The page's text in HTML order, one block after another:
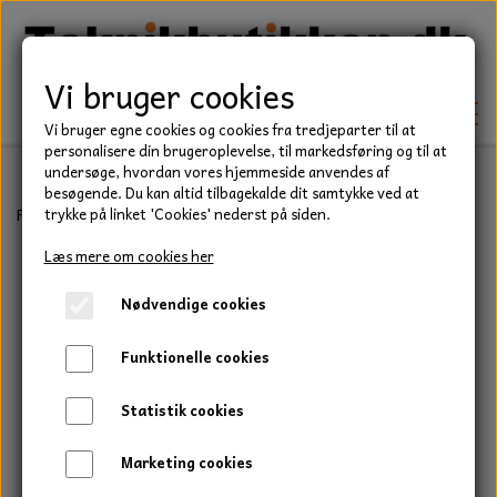
TEKNIK
KILEREMME
LEJER
PAKDÅSER
LÅSERINGE
BEFÆSTELSE
HAVE/PARK
UNIVERSALE REMME TIL PLÆNEKLIPPER OG
HAVETRAKTOR
TRAKTOR/ENTREPRENØR
Forside Befæstelse Bolte Stålsætbolt, Rustfri, A2
Vi bruger cookies
Vi bruger egne cookies og cookies fra tredjeparter til at
personalisere din brugeroplevelse, til markedsføring og til at
undersøge, hvordan vores hjemmeside anvendes af
besøgende. Du kan altid tilbagekalde dit samtykke ved at
trykke på linket 'Cookies' nederst på siden.
Læs mere om cookies her
Nødvendige cookies
Funktionelle cookies
Statistik cookies
Marketing cookies